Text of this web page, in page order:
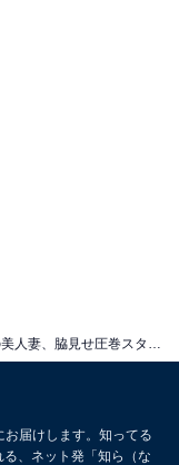
届けします。知ってる
、ネット発「知ら（な